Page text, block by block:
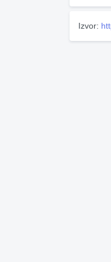
Izvor: